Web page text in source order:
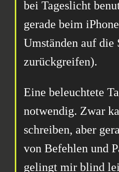
bei Tageslicht
gerade beim
Umständen auf die
zurückgreifen).
Eine beleuchtete
notwendig. Zwar
schreiben, aber
von Befehlen und
gelingt mir blind